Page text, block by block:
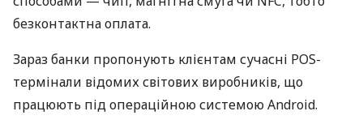
безконтактна оплата.
Зараз банки пропонують клієнтам сучасні POS-
термінали відомих світових виробників, що
працюють під операційною системою Android.